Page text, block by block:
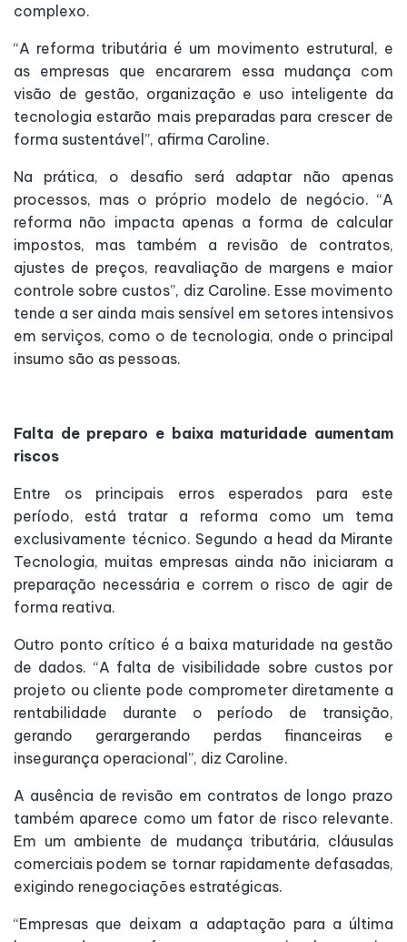
complexo.
“A reforma tributária é um movimento estrutural, e
as empresas que encararem essa mudança com
visão de gestão, organização e uso inteligente da
tecnologia estarão mais preparadas para crescer de
forma sustentável”, afirma Caroline.
Na prática, o desafio será adaptar não apenas
processos, mas o próprio modelo de negócio. “A
reforma não impacta apenas a forma de calcular
impostos, mas também a revisão de contratos,
ajustes de preços, reavaliação de margens e maior
controle sobre custos”, diz Caroline. Esse movimento
tende a ser ainda mais sensível em setores intensivos
em serviços, como o de tecnologia, onde o principal
insumo são as pessoas.
Falta de preparo e baixa maturidade aumentam
riscos
Entre os principais erros esperados para este
período, está tratar a reforma como um tema
exclusivamente técnico. Segundo a head da Mirante
Tecnologia, muitas empresas ainda não iniciaram a
preparação necessária e correm o risco de agir de
forma reativa.
Outro ponto crítico é a baixa maturidade na gestão
de dados. “A falta de visibilidade sobre custos por
projeto ou cliente pode comprometer diretamente a
rentabilidade durante o período de transição,
gerando gerargerando perdas financeiras e
insegurança operacional”, diz Caroline.
A ausência de revisão em contratos de longo prazo
também aparece como um fator de risco relevante.
Em um ambiente de mudança tributária, cláusulas
comerciais podem se tornar rapidamente defasadas,
exigindo renegociações estratégicas.
“Empresas que deixam a adaptação para a última